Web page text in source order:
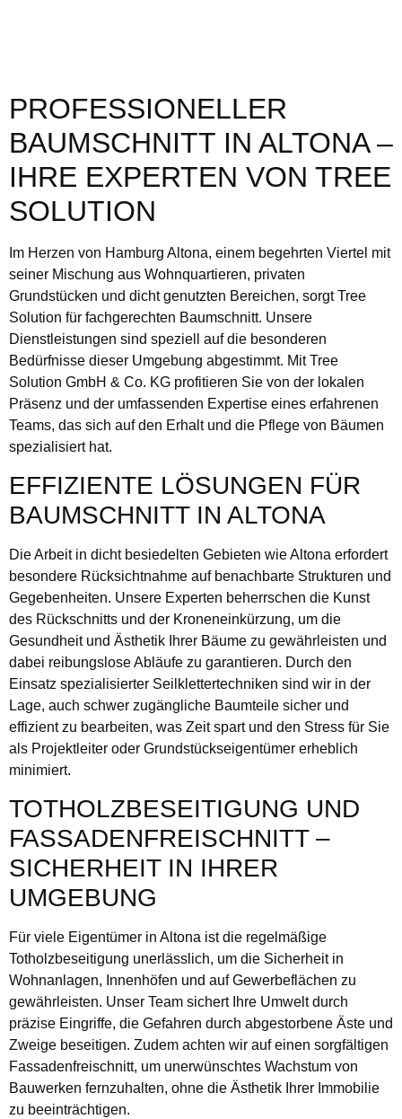
PROFESSIONELLER
BAUMSCHNITT IN ALTONA –
IHRE EXPERTEN VON TREE
SOLUTION
Im Herzen von Hamburg Altona, einem begehrten Viertel mit
seiner Mischung aus Wohnquartieren, privaten
Grundstücken und dicht genutzten Bereichen, sorgt Tree
Solution für fachgerechten Baumschnitt. Unsere
Dienstleistungen sind speziell auf die besonderen
Bedürfnisse dieser Umgebung abgestimmt. Mit Tree
Solution GmbH & Co. KG profitieren Sie von der lokalen
Präsenz und der umfassenden Expertise eines erfahrenen
Teams, das sich auf den Erhalt und die Pflege von Bäumen
spezialisiert hat.
EFFIZIENTE LÖSUNGEN FÜR
BAUMSCHNITT IN ALTONA
Die Arbeit in dicht besiedelten Gebieten wie Altona erfordert
besondere Rücksichtnahme auf benachbarte Strukturen und
Gegebenheiten. Unsere Experten beherrschen die Kunst
des Rückschnitts und der Kroneneinkürzung, um die
Gesundheit und Ästhetik Ihrer Bäume zu gewährleisten und
dabei reibungslose Abläufe zu garantieren. Durch den
Einsatz spezialisierter Seilklettertechniken sind wir in der
Lage, auch schwer zugängliche Baumteile sicher und
effizient zu bearbeiten, was Zeit spart und den Stress für Sie
als Projektleiter oder Grundstückseigentümer erheblich
minimiert.
TOTHOLZBESEITIGUNG UND
FASSADENFREISCHNITT –
SICHERHEIT IN IHRER
UMGEBUNG
Für viele Eigentümer in Altona ist die regelmäßige
Totholzbeseitigung unerlässlich, um die Sicherheit in
Wohnanlagen, Innenhöfen und auf Gewerbeflächen zu
gewährleisten. Unser Team sichert Ihre Umwelt durch
präzise Eingriffe, die Gefahren durch abgestorbene Äste und
Zweige beseitigen. Zudem achten wir auf einen sorgfältigen
Fassadenfreischnitt, um unerwünschtes Wachstum von
Bauwerken fernzuhalten, ohne die Ästhetik Ihrer Immobilie
zu beeinträchtigen.